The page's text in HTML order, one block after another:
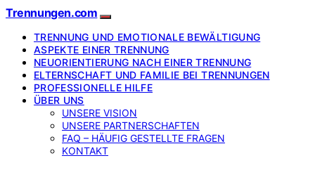
Trennungen.com
TRENNUNG UND EMOTIONALE BEWÄLTIGUNG
ASPEKTE EINER TRENNUNG
NEUORIENTIERUNG NACH EINER TRENNUNG
ELTERNSCHAFT UND FAMILIE BEI TRENNUNGEN
PROFESSIONELLE HILFE
ÜBER UNS
UNSERE VISION
UNSERE PARTNERSCHAFTEN
FAQ – HÄUFIG GESTELLTE FRAGEN
KONTAKT